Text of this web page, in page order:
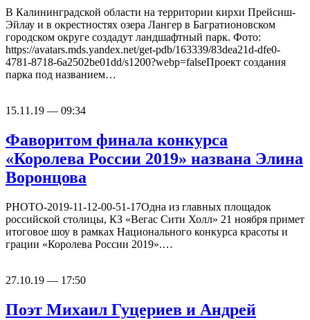
В Калининградской области на территории кирхи Прейсиш-
Эйлау и в окрестностях озера Лангер в Багратионовском
городском округе создадут ландшафтный парк. Фото:
https://avatars.mds.yandex.net/get-pdb/163339/83dea21d-dfe0-
4781-8718-6a2502be01dd/s1200?webp=falseПроект создания
парка под названием…
15.11.19 — 09:34
Фаворитом финала конкурса
«Королева России 2019» названа Элина
Воронцова
PHOTO-2019-11-12-00-51-17Одна из главных площадок
российской столицы, КЗ «Вегас Сити Холл» 21 ноября примет
итоговое шоу в рамках Национального конкурса красоты и
грации «Королева России 2019».…
27.10.19 — 17:50
Поэт Михаил Гуцериев и Андрей